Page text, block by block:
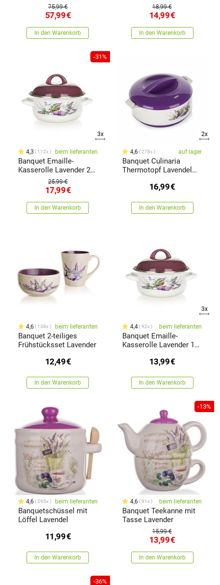
75,99 €
57,99€
In den Warenkorb
18,99 €
14,99€
In den Warenkorb
-31%
3x
4,3 112x beim lieferanten
Banquet Emaille-
Kasserolle Lavender 22
25,99 €
17,99€
In den Warenkorb
2x
4,6 278x auf lager
Banquet Culinaria
Thermotopf Lavendel
16,99€
In den Warenkorb
4,6 138x beim lieferanten
Banquet 2-teiliges
Frühstücksset Lavender
12,49€
In den Warenkorb
3x
4,4 92x beim lieferanten
Banquet Emaille-
Kasserolle Lavender 16
13,99€
In den Warenkorb
4,6 295x beim lieferanten
Banquetschüssel mit
Löffel Lavendel
11,99€
In den Warenkorb
-13%
4,6 91x beim lieferanten
Banquet Teekanne mit
Tasse Lavender
15,99 €
13,99€
In den Warenkorb
-36%